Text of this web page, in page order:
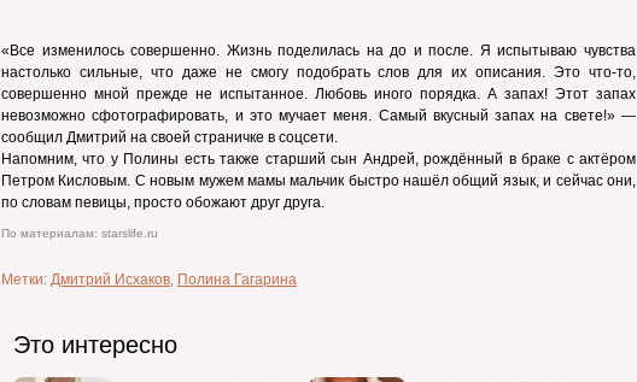
«Все изменилось совершенно. Жизнь поделилась на до и после. Я испытываю чувства
настолько сильные, что даже не смогу подобрать слов для их описания. Это что-то,
совершенно мной прежде не испытанное. Любовь иного порядка. А запах! Этот запах
невозможно сфотографировать, и это мучает меня. Самый вкусный запах на свете!» —
сообщил Дмитрий на своей страничке в соцсети.
Напомним, что у Полины есть также старший сын Андрей, рождённый в браке с актёром
Петром Кисловым. С новым мужем мамы мальчик быстро нашёл общий язык, и сейчас они,
по словам певицы, просто обожают друг друга.
По материалам: starslife.ru
Метки: Дмитрий Исхаков, Полина Гагарина
Это интересно